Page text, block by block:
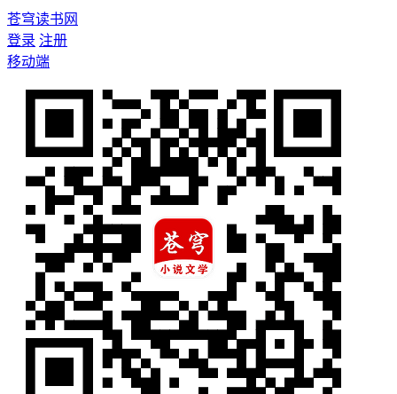
苍穹读书网
登录 注册
移动端